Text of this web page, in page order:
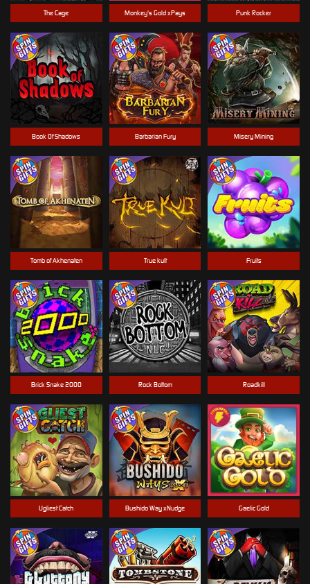
Roadkill
Book Of Shadows
Rock Bottom
The Cage
Brick Snake 2000
Monkey's Gold xPays
Barbarian Fury
Tomb of Akhenaten Fruits
Punk Rocker
Gaelic Gold
Misery Mining
True kult
Bushido Way xNudge
Ugliest Catch